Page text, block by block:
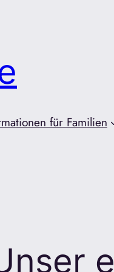
für Familien